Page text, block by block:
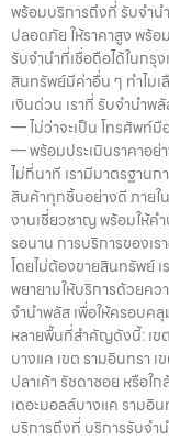
พร้อมบริการถึงที่ รับจำน
ปลอดภัย ให้ราคาสูง พร้
รับจำนำที่เชื่อถือได้ในกรุ
สินทรัพย์มีค่าอื่น ๆ ทำไม
เงินด่วน เราที่ รับจำนำพ
— ไม่ว่าจะเป็น โทรศัพท์มื
— พร้อมประเมินราคาอย่า
ไม่กี่นาที เรามีมาตรฐานก
สินค้าทุกชิ้นอย่างดี ภาย
งานเชี่ยวชาญ พร้อมให้ค
รอนาน การบริการของเ
โดยไม่ต้องขายสินทรัพย์ เ
พยายามให้บริการด้วยคว
จำนำพลัส เพื่อให้ครอบค
หลายพื้นที่สำคัญดังนี้: เข
บางแค เขต รามอินทรา
ปลาเค้า รัชดาซอย หรือใ
เดอะมอลล์บางแค รามอิ
บริการถึงที่ บริการรับจำ